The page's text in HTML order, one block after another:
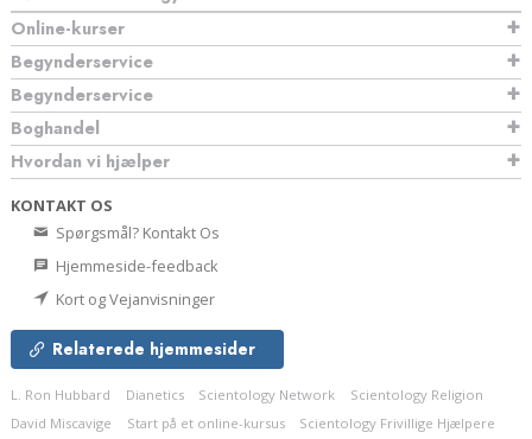
Online-kurser
Begynderservice
Begynderservice
Boghandel
Hvordan vi hjælper
KONTAKT OS
Spørgsmål? Kontakt Os
Hjemmeside-feedback
Kort og Vejanvisninger
Relaterede hjemmesider
L. Ron Hubbard Dianetics Scientology Network
Scientology Religion
David Miscavige
Start på et online-kursus Scientology Frivillige Hjælpere